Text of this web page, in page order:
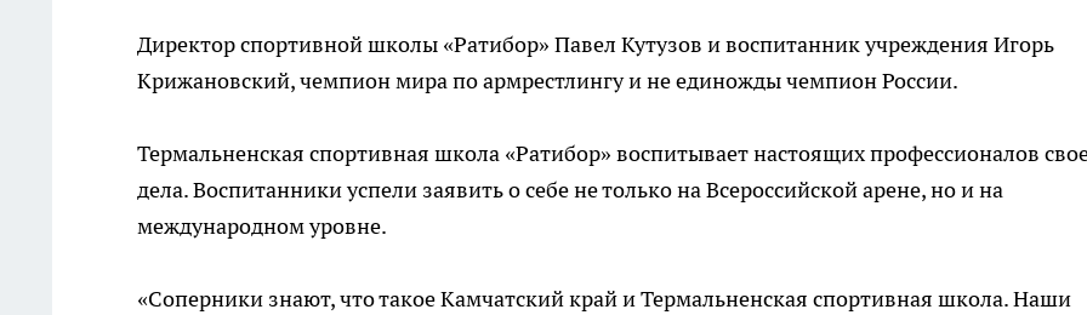
Директор спортивной школы «Ратибор» Павел Кутузов и воспитанник учреждения Игорь
Крижановский, чемпион мира по армрестлингу и не единожды чемпион России.
Термальненская спортивная школа «Ратибор» воспитывает настоящих профессионалов
дела. Воспитанники успели заявить о себе не только на Всероссийской арене, но и на
международном уровне.
«Соперники знают, что такое Камчатский край и Термальненская спортивная школа. Наши